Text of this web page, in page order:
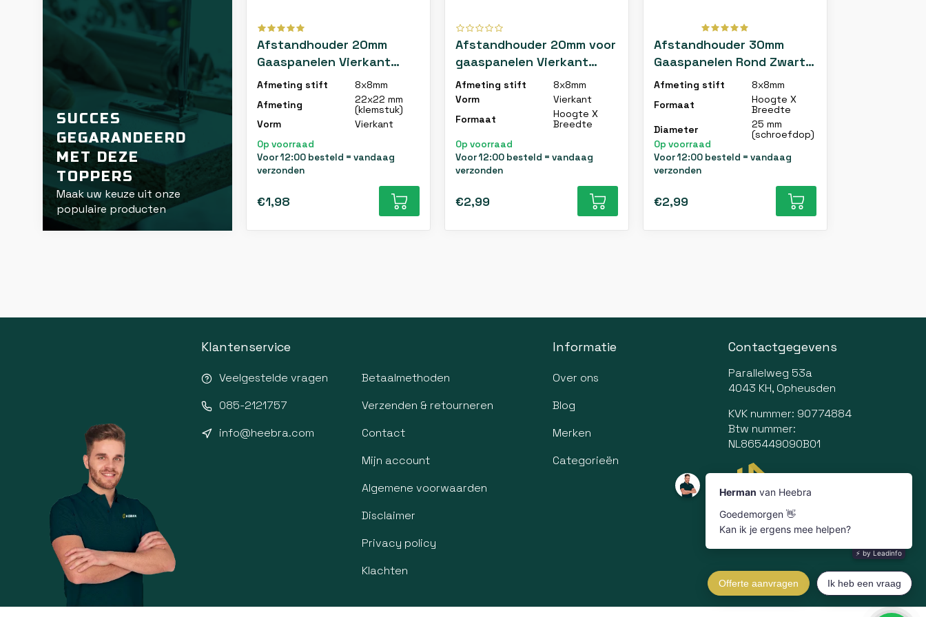
SUCCES
GEGARANDEERD
MET DEZE
TOPPERS
Maak uw keuze uit onze
populaire producten
Afstandhouder 20mm
Gaaspanelen Vierkant
Groen - 10 stuks
Afmeting stift
8x8mm
Afmeting
22x22 mm
(klemstuk)
Vorm
Vierkant
Op voorraad
Voor 12:00 besteld = vandaag
verzonden
€1,98
Afstandhouder 20mm voor
gaaspanelen Vierkant
Antracietgrijs - Per stuk
Afmeting stift
8x8mm
Vorm
Vierkant
Formaat
Hoogte X
Breedte
Op voorraad
Voor 12:00 besteld = vandaag
verzonden
€2,99
Afstandhouder 30mm
Gaaspanelen Rond Zwart
(10 stuks)
Afmeting stift
8x8mm
Formaat
Hoogte X
Breedte
Diameter
25 mm
(schroefdop)
Op voorraad
Voor 12:00 besteld = vandaag
verzonden
€2,99
Klantenservice
Veelgestelde vragen
085-2121757
info@heebra.com
Betaalmethoden
Verzenden & retourneren
Contact
Mijn account
Algemene voorwaarden
Disclaimer
Privacy policy
Klachten
Informatie
Over ons
Blog
Merken
Categorieën
Contactgegevens
Parallelweg 53a
4043 KH, Opheusden
KVK nummer: 90774884
Btw nummer:
NL865449090B01